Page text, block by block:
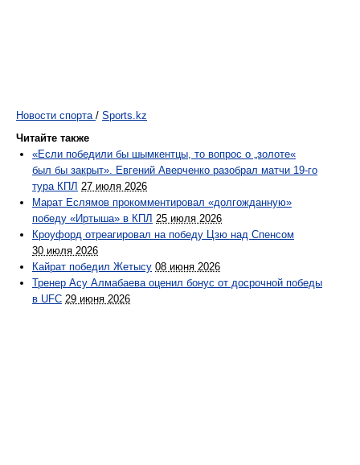
Новости спорта / Sports.kz
Читайте также
«Если победили бы шымкентцы, то вопрос о „золоте«
был бы закрыт». Евгений Аверченко разобрал матчи 19-го
тура КПЛ 27 июля 2026
Марат Еслямов прокомментировал «долгожданную»
победу «Иртыша» в КПЛ 25 июля 2026
Кроуфорд отреагировал на победу Цзю над Спенсом
30 июля 2026
Кайрат победил Жетысу 08 июня 2026
Тренер Асу Алмабаева оценил бонус от досрочной победы
в UFC 29 июня 2026